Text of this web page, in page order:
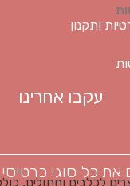
ותקנון
עקבו אחרינו
את כל סוגי